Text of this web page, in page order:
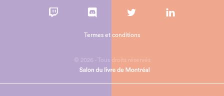
© 2026 - Tous droits réservés
Termes et conditions